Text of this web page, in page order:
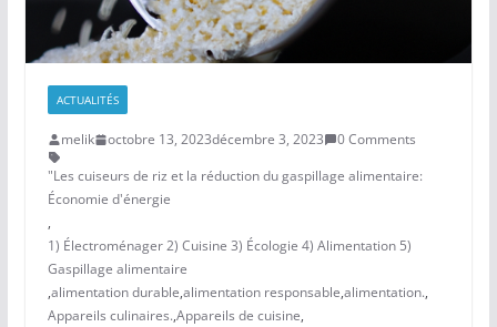
ACTUALITÉS
melik octobre 13, 2023décembre 3, 2023
0 Comments
"Les cuiseurs de riz et la réduction du gaspillage alimentaire:
Économie d'énergie
,
1) Électroménager 2) Cuisine 3) Écologie 4) Alimentation 5)
Gaspillage alimentaire
,alimentation durable,alimentation responsable,alimentation.,
Appareils culinaires.,Appareils de cuisine,